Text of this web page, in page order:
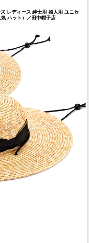
レディース 紳士用 婦人用 ユニセ
ハット）／田中帽子店